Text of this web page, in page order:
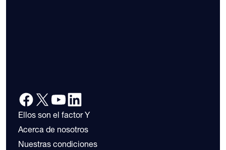
Ellos son el factor Y
Acerca de nosotros
Nuestras condiciones